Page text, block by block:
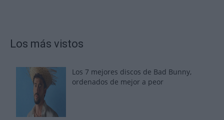
Los más vistos
Los 7 mejores discos de Bad Bunny,
ordenados de mejor a peor